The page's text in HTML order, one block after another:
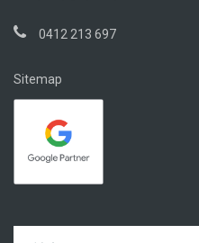
0412 213 697
Sitemap